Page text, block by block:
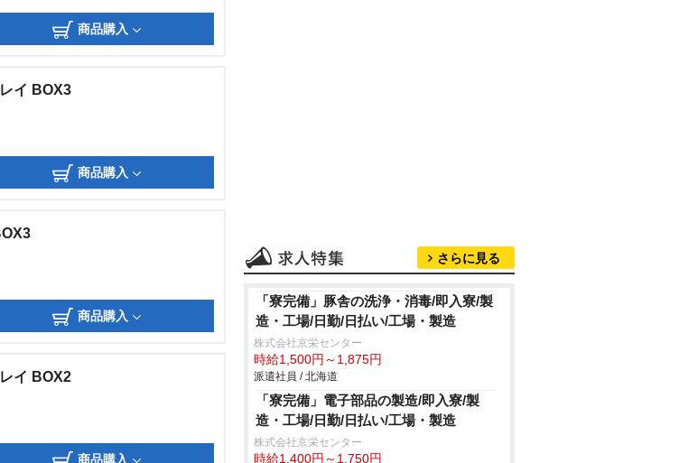
商品購入
イ BOX3
商品購入
商品購入
イ BOX2
商品購入
さらに見る
「寮完備」豚舎の洗浄・消毒/即入寮/製
造・工場/日勤/日払い/工場・製造
株式会社京栄センター
時給1,500円～1,875円
派遣社員 / 北海道
「寮完備」電子部品の製造/即入寮/製
造・工場/日勤/日払い/工場・製造
株式会社京栄センター
時給1,400円～1,750円